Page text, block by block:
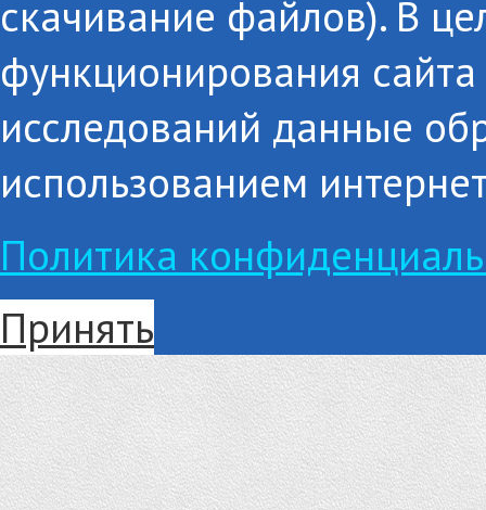
скачивание файлов). В
функционирования
исследований данные
использованием
Политика
Принять